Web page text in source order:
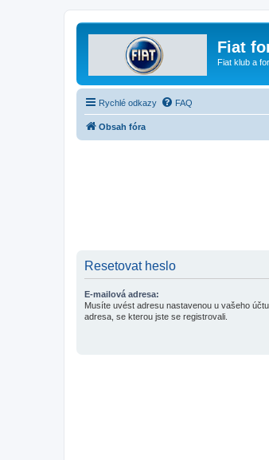
Fiat
Fiat klub a
Rychlé odkazy FAQ
Obsah fóra
Resetovat heslo
E-mailová adresa:
Musíte uvést adresu nastavenou u vašeho
adresa, se kterou jste se registrovali.